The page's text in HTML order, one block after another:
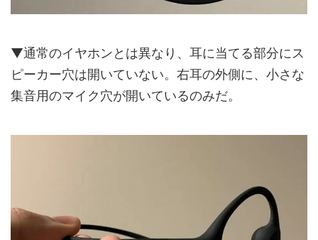
▼通常のイヤホンとは異なり、耳に当てる部分にス
ピーカー穴は開いていない。右耳の外側に、小さな
集音用のマイク穴が開いているのみだ。